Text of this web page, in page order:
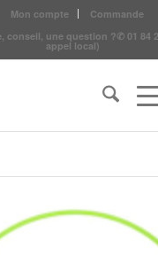
Mon compte
Commande
conseil, une question ?✆ 01 84
appel local)